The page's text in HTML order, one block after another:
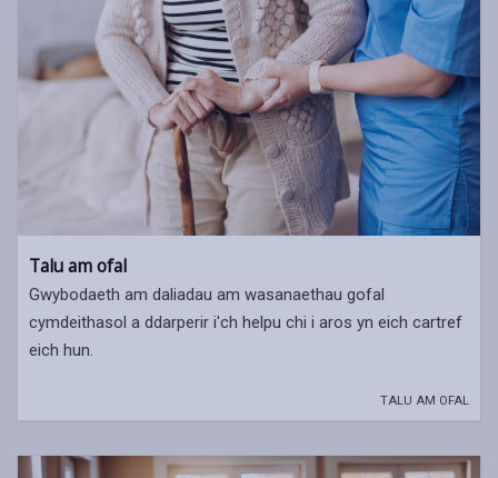
Talu am ofal
Gwybodaeth am daliadau am wasanaethau gofal
cymdeithasol a ddarperir i'ch helpu chi i aros yn eich cartref
eich hun.
TALU AM OFAL